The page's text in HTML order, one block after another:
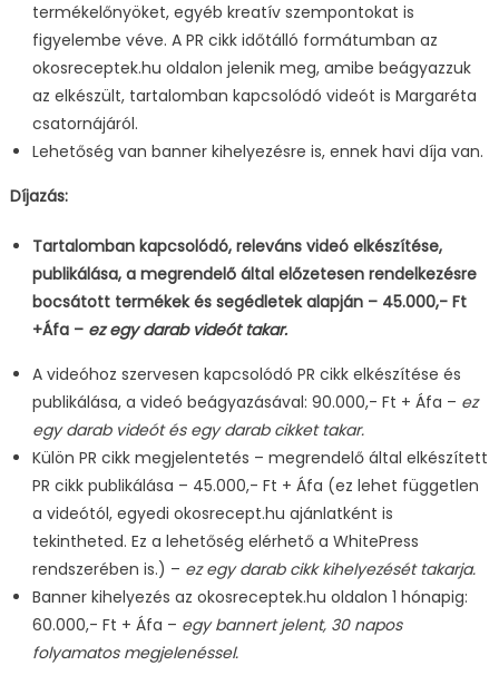
termékelőnyöket, egyéb kreatív szempontokat is
figyelembe véve. A PR cikk időtálló formátumban az
okosreceptek.hu oldalon jelenik meg, amibe beágyazzuk
az elkészült, tartalomban kapcsolódó videót is Margaréta
csatornájáról.
Lehetőség van banner kihelyezésre is, ennek havi díja van.
Díjazás:
Tartalomban kapcsolódó, releváns videó elkészítése,
publikálása, a megrendelő által előzetesen rendelkezésre
bocsátott termékek és segédletek alapján – 45.000,- Ft
+Áfa – ez egy darab videót takar.
A videóhoz szervesen kapcsolódó PR cikk elkészítése és
publikálása, a videó beágyazásával: 90.000,- Ft + Áfa – ez
egy darab videót és egy darab cikket takar.
Külön PR cikk megjelentetés – megrendelő által elkészített
PR cikk publikálása – 45.000,- Ft + Áfa (ez lehet független
a videótól, egyedi okosrecept.hu ajánlatként is
tekintheted. Ez a lehetőség elérhető a WhitePress
rendszerében is.) – ez egy darab cikk kihelyezését takarja.
Banner kihelyezés az okosreceptek.hu oldalon 1 hónapig:
60.000,- Ft + Áfa – egy bannert jelent, 30 napos
folyamatos megjelenéssel.